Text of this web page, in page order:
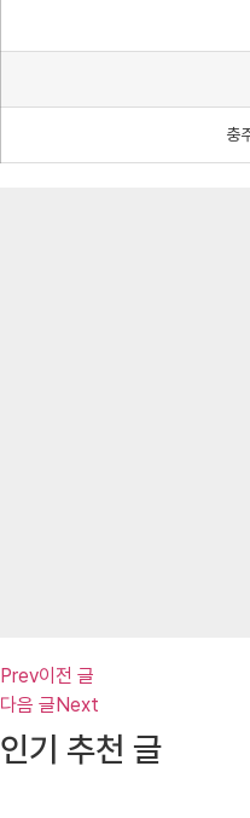
충
Prev이전 글
다음 글Next
인기 추천 글